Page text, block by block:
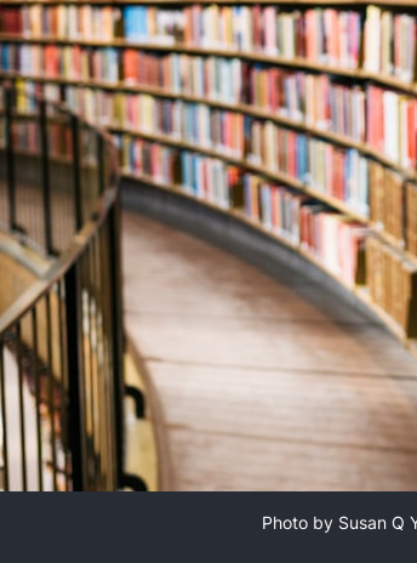
Photo by Susan Q